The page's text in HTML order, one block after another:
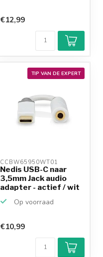
€12,99
TIP VAN DE EXPERT
CCBW65950WT01
Nedis USB-C naar
3,5mm Jack audio
adapter - actief / wit
Op voorraad
€10,99